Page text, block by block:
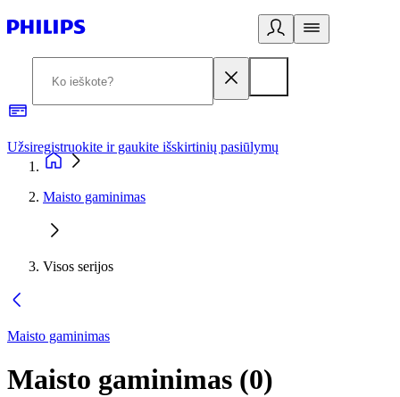
Užsiregistruokite ir gaukite išskirtinių pasiūlymų
Maisto gaminimas
Visos serijos
Maisto gaminimas
Maisto gaminimas (0)